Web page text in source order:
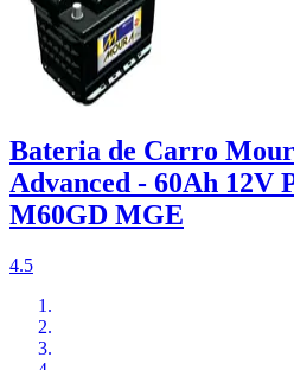
Bateria de Carro
Advanced - 60Ah 12V
M60GD MGE
4.5